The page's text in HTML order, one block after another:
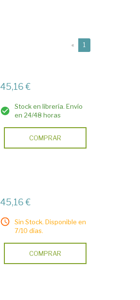
« 1
45,16 €
Stock en librería. Envío
en 24/48 horas
COMPRAR
45,16 €
Sin Stock. Disponible en
7/10 días.
COMPRAR